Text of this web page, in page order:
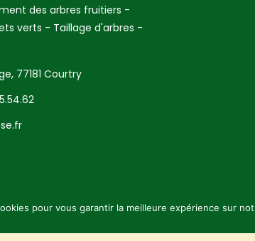
des arbres fruitiers -
verts - Taillage d'arbres -
77181 Courtry
pour vous garantir la meilleure expérience sur